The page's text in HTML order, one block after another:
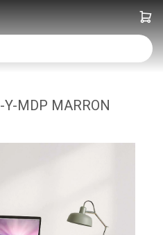
Y-MDP MARRON